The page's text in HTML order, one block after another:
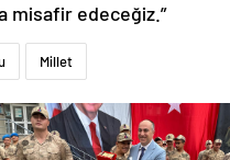
misafir edeceğiz.”
Millet